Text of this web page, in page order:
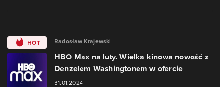
HOT Radosław Krajewski
HBO Max na luty. Wielka kinowa nowość z
Denzelem Washingtonem w ofercie
31.01.2024